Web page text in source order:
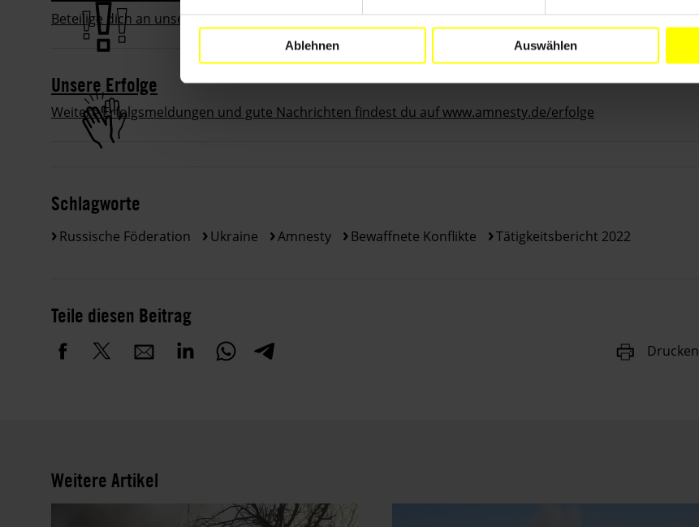
Ablehnen Auswählen
Beteilige dich an unseren Eilaktionen und setze dich für Menschen in Not und Gefahr ein
Unsere Erfolge
Weitere Erfolgsmeldungen und gute Nachrichten findest du auf www.amnesty.de/erfolge
Schlagworte
Russische Föderation Ukraine Amnesty Bewaffnete Konflikte Tätigkeitsbericht 2022
Teile diesen Beitrag
Drucken
Weitere Artikel